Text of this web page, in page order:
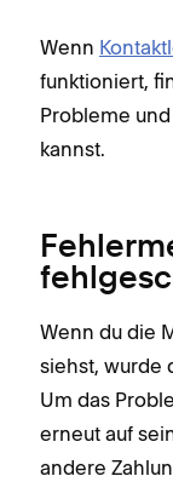
Wenn
funktioniert,
Probleme
kannst.
Wenn du die
siehst, wurde
Um das
erneut auf
andere